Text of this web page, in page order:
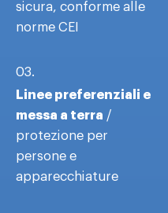
sicura, conforme alle
norme CEI
03.
Linee preferenziali e
messa a terra /
protezione per
persone e
apparecchiature